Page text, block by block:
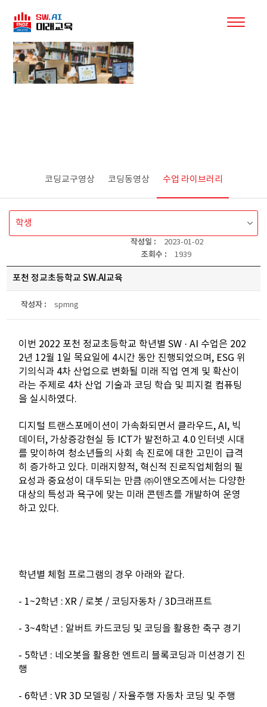
코딩교구영상 코딩동영상 수업 라이브러리
포천 정교초등학교 SW.AI교육
작성자 : spmng
작성일 : 2023-01-02
조회수 : 1939
이번 2022 포천 정교초등학교 학년별SW · AI 수업은 202
2년 12월 1일 목요일에 4시간 동안 진행되었으며, ESG 위
기의식과 4차 산업으로 변화될 미래 직업 연계 및 확산이
라는 주제로 4차 산업 기술과 코딩 학습 및피지컬 컴퓨팅
을 실시하였다.
디지털 트랜스포메이션이 가속화되면서 클라우드, AI, 빅
데이터, 가상증강현실 등 ICT가 발전하고 4.0 인터넷 시대
를 맞이하여 청소년들의 사회 속 진로에 대한 고민이 급격
히 증가하고 있다. 미래지향적, 혁신적 진로직업체험의 필
요성과 중요성이 대두되는 만큼 ㈜이앤오즈에서는 다양한
대상의 특성과 욕구에 맞는 미래 콘텐츠를 개발하여 운영
하고 있다.
학년별 체험 프로그램의 경우 아래와 같다.
- 1~2학년 : XR / 로봇 / 코딩자동차 / 3D크래프트
- 3~4학년 : 알버트 카드코딩 및 코딩을 활용한 축구 경기
- 5학년 : 네오봇을 활용한 엔트리 블록코딩과 미션경기 진
행
- 6학년 : VR 3D 모델링 /자율주행 자동차 코딩 및 주행